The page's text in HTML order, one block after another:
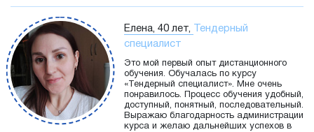
Елена, 40 лет,
Тендерный
специалист
Это мой первый опыт дистанционного
обучения. Обучалась по курсу
«Тендерный специалист». Мне очень
понравилось. Процесс обучения удобный,
доступный, понятный, последовательный.
Выражаю благодарность администрации
курса и желаю дальнейших успехов в